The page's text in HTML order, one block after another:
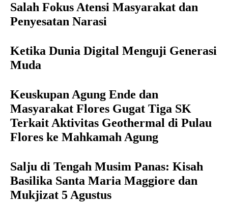
Salah Fokus Atensi Masyarakat dan
Penyesatan Narasi
Ketika Dunia Digital Menguji Generasi
Muda
Keuskupan Agung Ende dan
Masyarakat Flores Gugat Tiga SK
Terkait Aktivitas Geothermal di Pulau
Flores ke Mahkamah Agung
Salju di Tengah Musim Panas: Kisah
Basilika Santa Maria Maggiore dan
Mukjizat 5 Agustus